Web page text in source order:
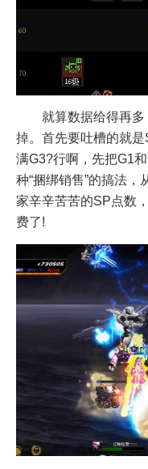
就算数据给得再多
掉。首先要吐槽的就
满G3?行啊，先把G1
种“捆绑销售”的搞法
家辛辛苦苦的SP点数
费了!